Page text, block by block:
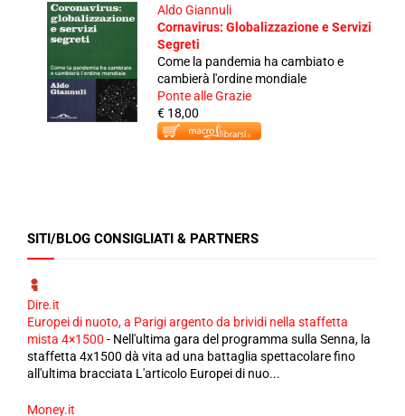
Aldo Giannuli
Cornavirus: Globalizzazione e Servizi
Segreti
Come la pandemia ha cambiato e
cambierà l'ordine mondiale
Ponte alle Grazie
€ 18,00
SITI/BLOG CONSIGLIATI & PARTNERS
Dire.it
Europei di nuoto, a Parigi argento da brividi nella staffetta
mista 4×1500 - Nell'ultima gara del programma sulla Senna, la
staffetta 4x1500 dà vita ad una battaglia spettacolare fino
all'ultima bracciata L'articolo Europei di nuo...
Money.it